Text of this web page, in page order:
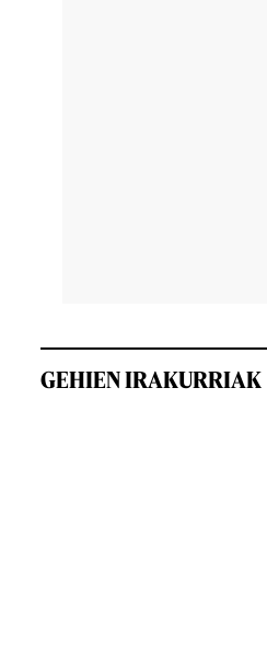
GEHIEN IRAKURRIAK